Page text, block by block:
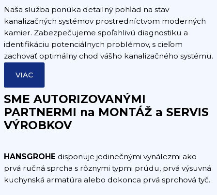
Naša služba ponúka detailný pohľad na stav
kanalizačných systémov prostredníctvom moderných
kamier. Zabezpečujeme spoľahlivú diagnostiku a
identifikáciu potenciálnych problémov, s cieľom
zachovať optimálny chod vášho kanalizačného systému.
VIAC
SME AUTORIZOVANÝMI
PARTNERMI na MONTÁŽ a SERVIS
VÝROBKOV
HANSGROHE disponuje jedinečnými vynálezmi ako
prvá ručná sprcha s rôznymi typmi prúdu, prvá výsuvná
kuchynská armatúra alebo dokonca prvá sprchová tyč.